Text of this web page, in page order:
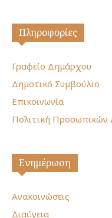
Πληροφορίες
Γραφείο Δημάρχου
Δημοτικό Συμβούλιο
Επικοινωνία
Πολιτική Προσωπικών
Ενημέρωση
Ανακοινώσεις
Διαύγεια